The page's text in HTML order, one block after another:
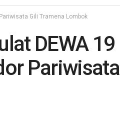
Gili Tramena Lombok
DEWA 19
Pariwisata